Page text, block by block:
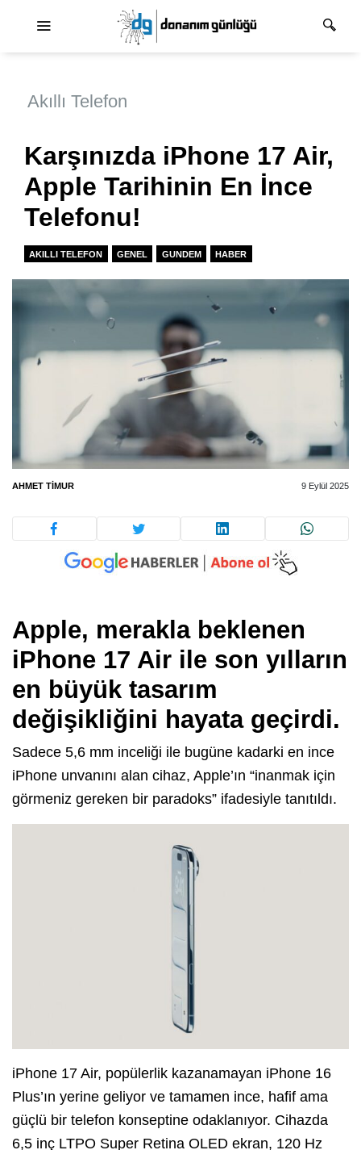
Akıllı Telefon
Karşınızda iPhone 17 Air,
Apple Tarihinin En İnce
Telefonu!
AKILLI TELEFON GENEL GUNDEM HABER
AHMET TIMUR 9 Eylül 2025
Apple, merakla beklenen
iPhone 17 Air ile son yılların
en büyük tasarım
değişikliğini hayata geçirdi.
Sadece 5,6 mm inceliği ile bugüne kadarki en ince
iPhone unvanını alan cihaz, Apple’ın “inanmak için
görmeniz gereken bir paradoks” ifadesiyle tanıtıldı.
iPhone 17 Air, popülerlik kazanamayan iPhone 16
Plus’ın yerine geliyor ve tamamen ince, hafif ama
güçlü bir telefon konseptine odaklanıyor. Cihazda
6,5 inç LTPO Super Retina OLED ekran, 120 Hz